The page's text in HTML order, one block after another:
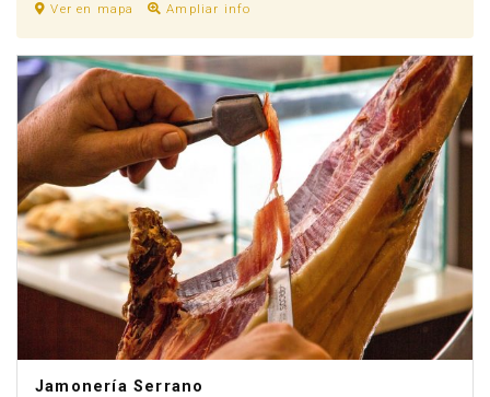
Ver en mapa Ampliar info
Jamonería Serrano